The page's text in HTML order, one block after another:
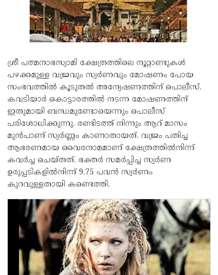
ശ്രീ പത്മനാഭസ്വാമി ക്ഷേത്രത്തിലെ നൂറ്റാണ്ടുകൾ
പഴക്കമുള്ള വജ്രവും സ്വർണവും മോഷണം പോയ
സംഭവത്തിൽ കൂടുതൽ അന്വേഷണത്തിന് പൊലീസ്.
കവടിയാർ കൊട്ടാരത്തിൽ നടന്ന മോഷണത്തിന്
ഇതുമായി ബന്ധമുണ്ടോയെന്നും പൊലീസ്
പരിശോധിക്കുന്നു. രണ്ടിടത്ത് നിന്നും ആറ് മാസം
മുൻപാണ് സ്വർണ്ണം കാണാതായത്. വജ്രം പതിച്ച
ആഭരണമായ വൈരനാമമാണ് ക്ഷേത്രത്തിൽനിന്ന്‌
കവർച്ച ചെയ്തത്. ഭക്തർ സമർപ്പിച്ച സ്വർണ
ഉരുപ്പടികളിൽനിന്ന്‌ 9.75 പവൻ സ്വർണം
കുറവുള്ളതായി കണ്ടെത്തി.